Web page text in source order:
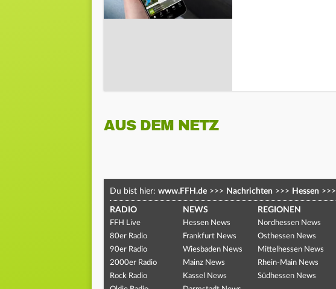
AUS DEM NETZ
Du bist hier: www.FFH.de >>> Nachrichten >>> Hessen >>>
RADIO
FFH Live
80er Radio
90er Radio
2000er Radio
Rock Radio
NEWS
Hessen News
Frankfurt News
Wiesbaden News
Mainz News
Kassel News
REGIONEN
Nordhessen News
Osthessen News
Mittelhessen News
Rhein-Main News
Südhessen News